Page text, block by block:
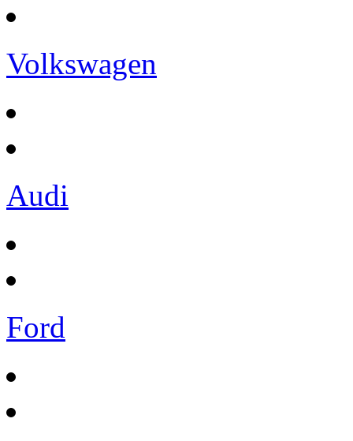
Volkswagen
Audi
Ford